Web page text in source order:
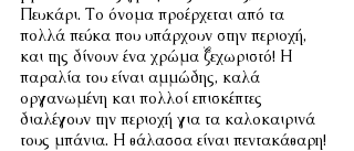
Πευκάρι. Το όνομα προέρχεται από τα
πολλά πεύκα που υπάρχουν στην περιοχή,
και της δίνουν ένα χρώμα ξεχωριστό! Η
παραλία του είναι αμμώδης, καλά
οργανωμένη και πολλοί επισκέπτες
διαλέγουν την περιοχή για τα καλοκαιρινά
τους μπάνια. Η θάλασσα είναι πεντακάθαρη!